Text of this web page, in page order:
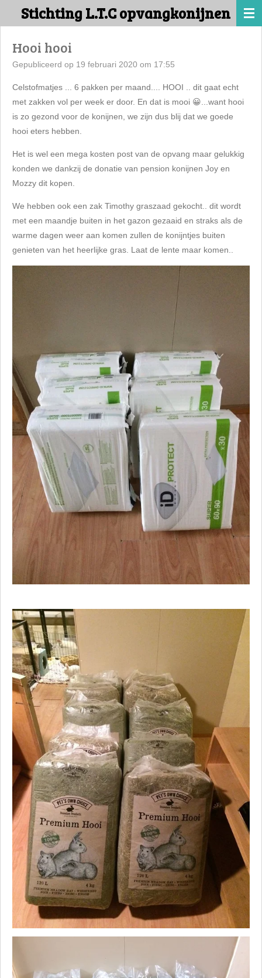
direct
hoofdinhoud
Stichting L.T.C opvangkonijnen
Hooi hooi
Gepubliceerd op 19 februari 2020 om 17:55
Celstofmatjes ... 6 pakken per maand.... HOOI .. dit gaat echt
met zakken vol per week er door. En dat is mooi 😀...want hooi
is zo gezond voor de konijnen, we zijn dus blij dat we goede
hooi eters hebben.
Het is wel een mega kosten post van de opvang maar gelukkig
konden we dankzij de donatie van pension konijnen Joy en
Mozzy dit kopen.
We hebben ook een zak Timothy graszaad gekocht.. dit wordt
met een maandje buiten in het gazon gezaaid en straks als de
warme dagen weer aan komen zullen de konijntjes buiten
genieten van het heerlijke gras. Laat de lente maar komen..